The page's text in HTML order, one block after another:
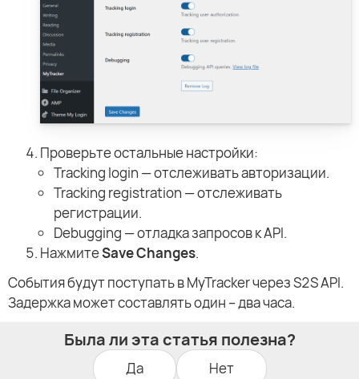
Проверьте остальные настройки:
Tracking login — отслеживать авторизации.
Tracking registration — отслеживать
регистрации.
Debugging — отладка запросов к API.
НажмитеSave Changes.
События будут поступать в MyTracker через S2S API.
Задержка может составлять один – два часа.
Была ли эта статья полезна?
Да Нет